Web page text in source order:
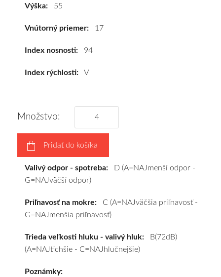
cenu
k
vám
podľa
vášho
výberu
a
pošleme
Výška: 55
Vnútorný priemer: 17
Index nosnosti: 94
Index rýchlosti: V
Množstvo:
Pridať do košíka
Valivý odpor - spotreba: D (A=NAJmenší odpor -
G=NAJväčší odpor)
Priľnavosť na mokre: C (A=NAJväčšia priľnavosť -
G=NAJmenšia priľnavosť)
Trieda veľkosti hluku - valivý hluk: B(72dB)
(A=NAJtichšie - C=NAJhlučnejšie)
Poznámky: